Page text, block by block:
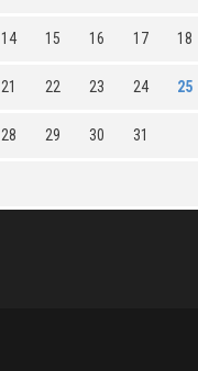
14 15 16 17 18
21 22 23 24 25
28 29 30 31